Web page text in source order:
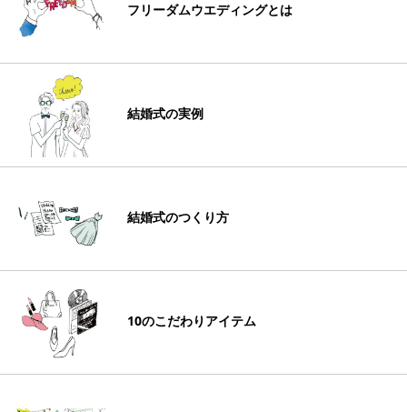
フリーダムウエディングとは
結婚式の実例
結婚式のつくり方
10のこだわりアイテム